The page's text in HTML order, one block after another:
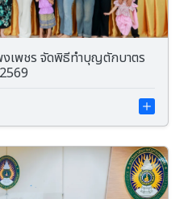
งเพชร จัดพิธีทำบุญตักบาตร